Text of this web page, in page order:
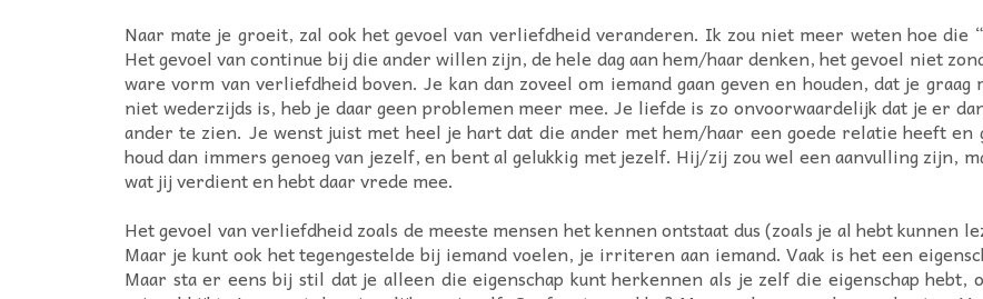
Naar mate je groeit, zal ook het gevoel van verliefdheid veranderen. Ik zou niet meer weten hoe die
Het gevoel van continue bij die ander willen zijn, de hele dag aan hem/haar denken, het gevoel niet
ware vorm van verliefdheid boven. Je kan dan zoveel om iemand gaan geven en houden, dat je
niet wederzijds is, heb je daar geen problemen meer mee. Je liefde is zo onvoorwaardelijk dat je er
ander te zien. Je wenst juist met heel je hart dat die ander met hem/haar een goede relatie heeft en
houd dan immers genoeg van jezelf, en bent al gelukkig met jezelf. Hij/zij zou wel een aanvulling zijn,
wat jij verdient en hebt daar vrede mee.
Het gevoel van verliefdheid zoals de meeste mensen het kennen ontstaat dus (zoals je al hebt kunnen
Maar je kunt ook het tegengestelde bij iemand voelen, je irriteren aan iemand. Vaak is het een
Maar sta er eens bij stil dat je alleen die eigenschap kunt herkennen als je zelf die eigenschap hebt,